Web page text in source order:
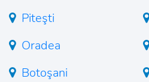
Piteşti
Oradea
Botoşani